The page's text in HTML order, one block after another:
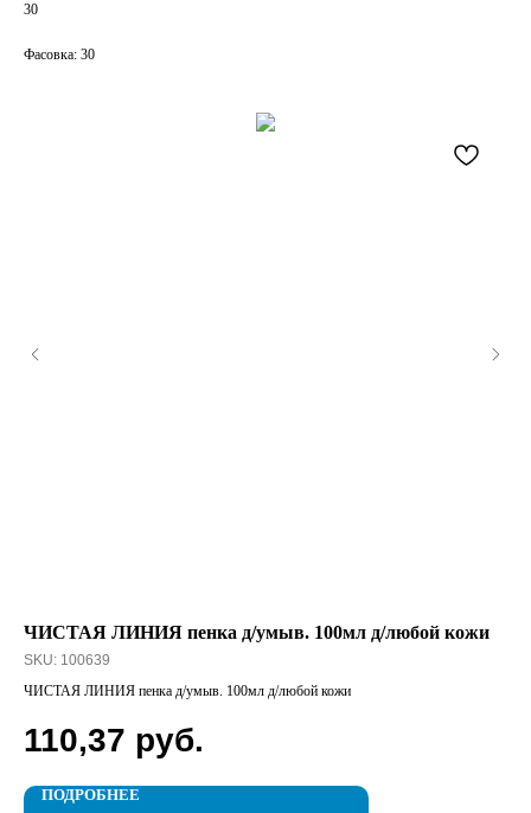
30
Фасовка: 30
ЧИСТАЯ ЛИНИЯ пенка д/умыв. 100мл д/любой кожи
SKU: 100639
ЧИСТАЯ ЛИНИЯ пенка д/умыв. 100мл д/любой кожи
110,37 руб.
ПОДРОБНЕЕ